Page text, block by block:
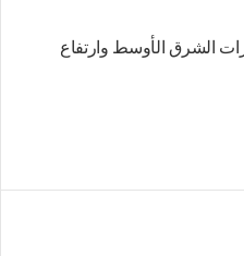
الشرق الأوسط وارتفاع